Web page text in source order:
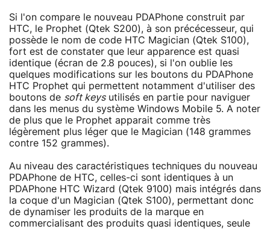
Si l'on compare le nouveau PDAPhone construit par
HTC, le Prophet (Qtek S200), à son précécesseur, qui
possède le nom de code HTC Magician (Qtek S100),
fort est de constater que leur apparence est quasi
identique (écran de 2.8 pouces), si l'on oublie les
quelques modifications sur les boutons du PDAPhone
HTC Prophet qui permettent notamment d'utiliser des
boutons de soft keysutilisés en partie pour naviguer
dans les menus du système Windows Mobile 5. A noter
de plus que le Prophet apparait comme très
légèrement plus léger que le Magician (148 grammes
contre 152 grammes).
Au niveau des caractéristiques techniques du nouveau
PDAPhone de HTC, celles-ci sont identiques à un
PDAPhone HTC Wizard (Qtek 9100) mais intégrés dans
la coque d'un Magician (Qtek S100), permettant donc
de dynamiser les produits de la marque en
commercialisant des produits quasi identiques, seule